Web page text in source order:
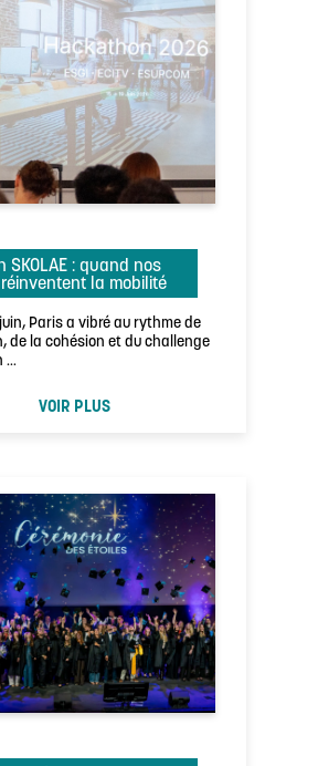
SKOLAE : quand nos
la mobilité
juin, Paris a vibré au rythme de
de la cohésion et du challenge
…
VOIR PLUS